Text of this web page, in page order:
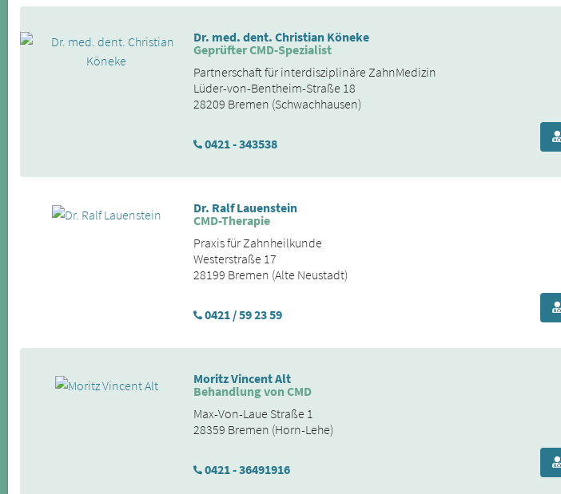
Dr. med. dent. Christian Köneke
Geprüfter CMD-Spezialist
Partnerschaft für interdisziplinäre ZahnMedizin
Lüder-von-Bentheim-Straße 18
28209 Bremen (Schwachhausen)
0421 - 343538
Dr. Ralf Lauenstein
CMD-Therapie
Praxis für Zahnheilkunde
Westerstraße 17
28199 Bremen (Alte Neustadt)
0421 / 59 23 59
Moritz Vincent Alt
Behandlung von CMD
Max-Von-Laue Straße 1
28359 Bremen (Horn-Lehe)
0421 - 36491916